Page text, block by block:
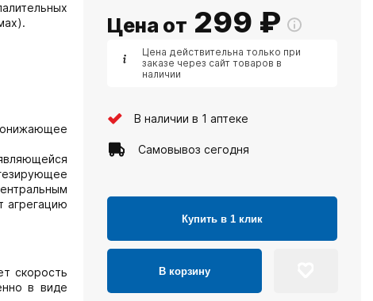
агрегацию
скорость
в виде
Цена от 299 ₽
Цена действительна только при
заказе через сайт товаров в
наличии
В наличии в 1 аптеке
Самовывоз сегодня
Купить в 1 клик
В корзину